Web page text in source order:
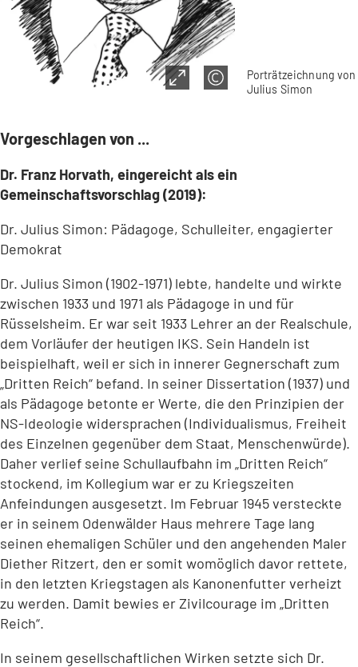
Porträtzeichnung von
Julius Simon
Vorgeschlagen von ...
Dr. Franz Horvath, eingereicht als ein
Gemeinschaftsvorschlag (2019):
Dr. Julius Simon: Pädagoge, Schulleiter, engagierter
Demokrat
Dr. Julius Simon (1902-1971) lebte, handelte und wirkte
zwischen 1933 und 1971 als Pädagoge in und für
Rüsselsheim. Er war seit 1933 Lehrer an der Realschule,
dem Vorläufer der heutigen IKS. Sein Handeln ist
beispielhaft, weil er sich in innerer Gegnerschaft zum
„Dritten Reich“ befand. In seiner Dissertation (1937) und
als Pädagoge betonte er Werte, die den Prinzipien der
NS-Ideologie widersprachen (Individualismus, Freiheit
des Einzelnen gegenüber dem Staat, Menschenwürde).
Daher verlief seine Schullaufbahn im „Dritten Reich“
stockend, im Kollegium war er zu Kriegszeiten
Anfeindungen ausgesetzt. Im Februar 1945 versteckte
er in seinem Odenwälder Haus mehrere Tage lang
seinen ehemaligen Schüler und den angehenden Maler
Diether Ritzert, den er somit womöglich davor rettete,
in den letzten Kriegstagen als Kanonenfutter verheizt
zu werden. Damit bewies er Zivilcourage im „Dritten
Reich“.
In seinem gesellschaftlichen Wirken setzte sich Dr.